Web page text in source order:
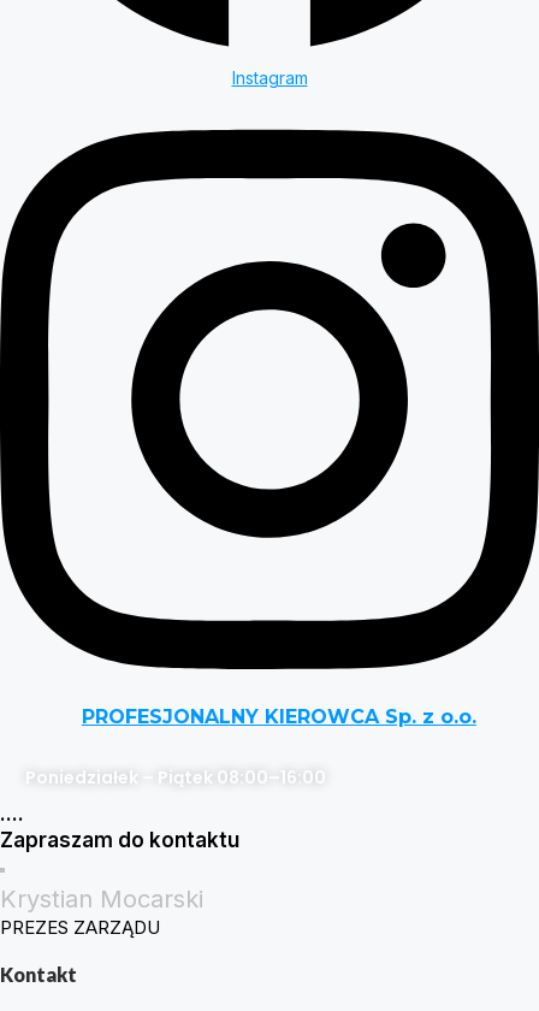
Instagram
PROFESJONALNY KIEROWCA Sp. z o.o.
Poniedziałek – Piątek 08:00–16:00
....
Zapraszam do kontaktu
Krystian Mocarski
PREZES ZARZĄDU
Kontakt